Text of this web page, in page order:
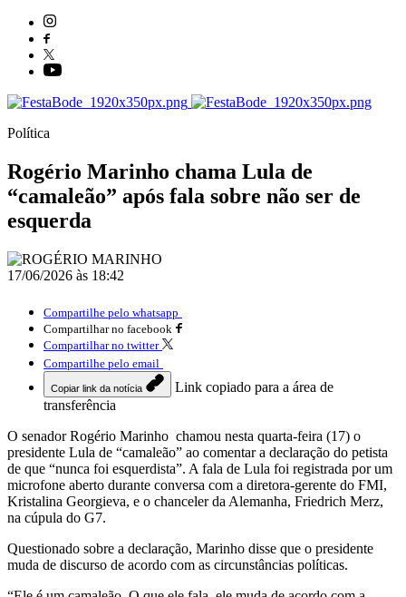
Política
Rogério Marinho chama Lula de
“camaleão” após fala sobre não ser de
esquerda
17/06/2026 às 18:42
Compartilhe pelo whatsapp
Compartilhar no facebook
Compartilhar no twitter
Compartilhe pelo email
Copiar link da notícia
Link copiado para a área de
transferência
O senador Rogério Marinho chamou nesta quarta-feira (17) o
presidente Lula de “camaleão” ao comentar a declaração do petista
de que “nunca foi esquerdista”. A fala de Lula foi registrada por um
microfone aberto durante conversa com a diretora-gerente do FMI,
Kristalina Georgieva, e o chanceler da Alemanha, Friedrich Merz,
na cúpula do G7.
Questionado sobre a declaração, Marinho disse que o presidente
muda de discurso de acordo com as circunstâncias políticas.